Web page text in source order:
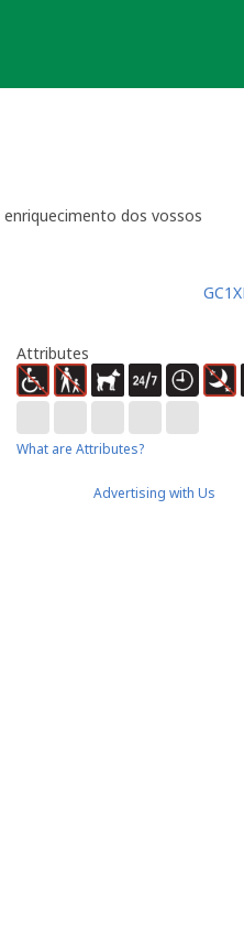
dos vossos
Attributes
What are Attributes?
Advertising with Us